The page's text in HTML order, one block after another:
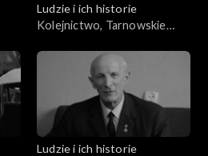
Ludzie i ich historie
Kolejnictwo, Tarnowskie
Ludzie i ich historie